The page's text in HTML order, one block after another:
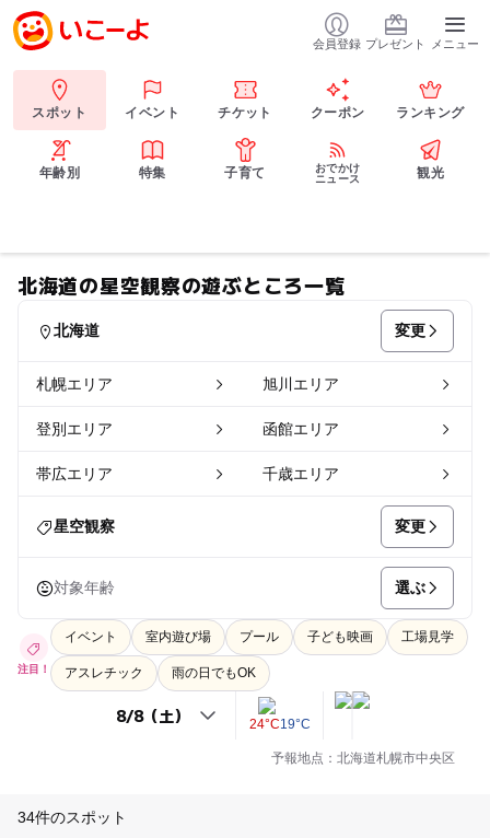
会員登録 プレゼント メニュー
スポット イベント チケット クーポン ランキング
年齢別 特集 子育て
おでかけ
ニュース
観光
北海道の星空観察の遊ぶところ一覧
北海道 変更
札幌エリア 旭川エリア
登別エリア 函館エリア
帯広エリア 千歳エリア
星空観察 変更
対象年齢 選ぶ
注目！
イベント 室内遊び場 プール 子ども映画 工場見学
アスレチック 雨の日でもOK
24°C19°C
予報地点：北海道札幌市中央区
34件のスポット